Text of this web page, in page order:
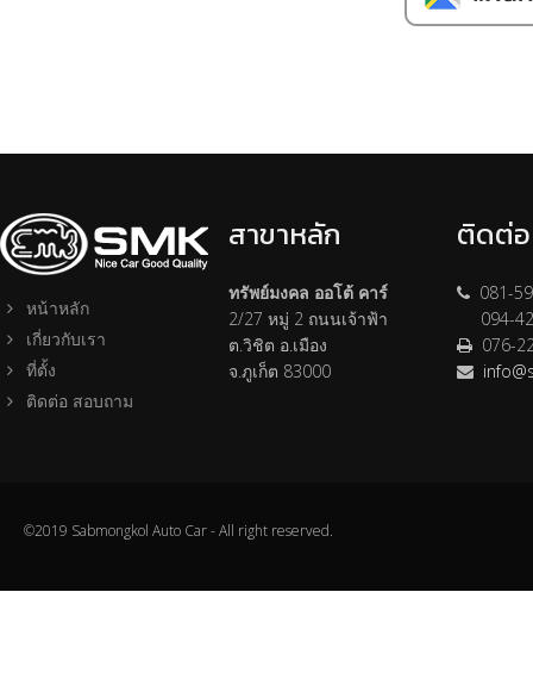
หน้าหลัก
เกี่ยวกับเรา
ที่ตั้ง
ติดต่อ สอบถาม
สาขาหลัก
ทรัพย์มงคล ออโต้ คาร์
2/27 หมู่ 2 ถนนเจ้าฟ้า
ต.วิชิต อ.เมือง
จ.ภูเก็ต 83000
ติดต่
081-
094-
076-
©2019 Sabmongkol Auto Car - All right reserved.